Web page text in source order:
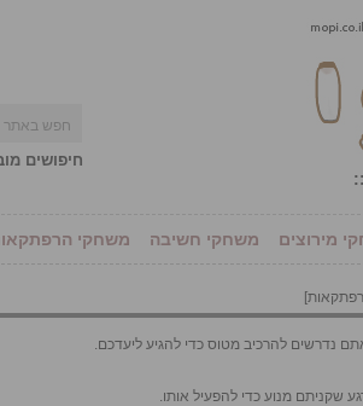
חיפושים
מירוצים משחקי חשיבה משחקי
]
נדרשים להרכיב מטוס כדי להגיע ליעדכם.
שקניתם מנוע כדי להפעיל אותו.